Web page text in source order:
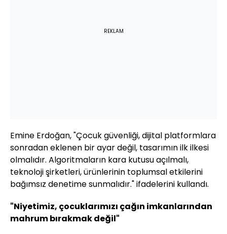
REKLAM
Emine Erdoğan, "Çocuk güvenliği, dijital platformlara
sonradan eklenen bir ayar değil, tasarımın ilk ilkesi
olmalıdır. Algoritmaların kara kutusu açılmalı,
teknoloji şirketleri, ürünlerinin toplumsal etkilerini
bağımsız denetime sunmalıdır." ifadelerini kullandı.
"Niyetimiz, çocuklarımızı çağın imkanlarından
mahrum bırakmak değil"